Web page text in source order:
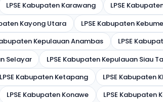
LPSE Kabupaten Karawang LPSE
Kayong Utara LPSE Kabupaten
Kepulauan Anambas
LPSE
Selayar
LPSE Kabupaten Kepulauan Siau
LPSE Kabupaten Ketapang LPSE Kabupaten
LPSE Kabupaten Konawe LPSE Kabupaten